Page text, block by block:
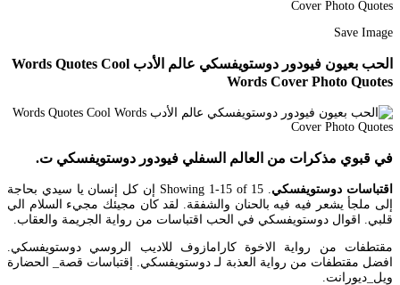
Save Image
الحب بعيون فيودور دوستويفسكي عالم الأدب Words Quotes Cool
Words Cover Photo Quotes
في قبوي مذكرات من العالم السفلي فيودور دوستويفسكي ت.
اقتباسات دوستويفسكي
. Showing 1-15 of 15 إن كل إنسان يا سيدي بحاجة
إلى ملجأ يشعر فيه فيه بالحنان والشفقة. لقد كان مجيئك مجيء السلام الي
قلبي. اقوال دوستويفسكي في الحب اقتباسات من رواية الجريمة والعقاب.
مقتطفات من رواية الاخوة كارامازوف للاديب الروسي دوستويفسكي.
افضل مقتطفات من رواية العذبة لـ دوستويفسكي. إقتباسات قصة_ الحضارة
ويل_ديورانت.